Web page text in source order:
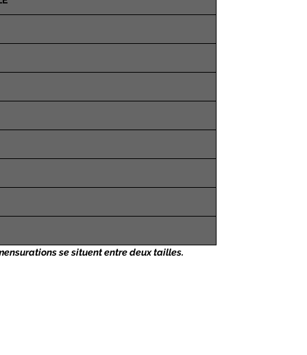
se situent entre deux tailles.